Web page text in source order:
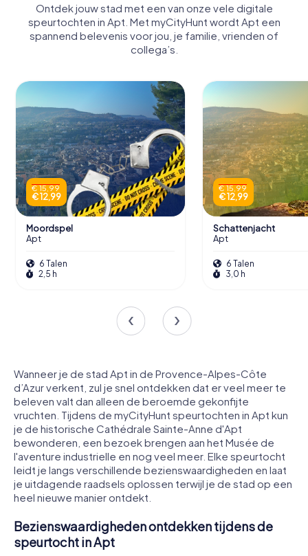
Ontdek jouw stad met een van onze vele digitale
speurtochten in Apt. Met myCityHunt wordt Apt een
spannend belevenis voor jou, je familie, vrienden of
collega’s.
€ 15,99
€ 12,99
Moordspel
Apt
6 Talen
2,5 h
€ 15,99
€ 12,99
Schattenjacht
Apt
6 Talen
3,0 h
Wanneer je de stad Apt in de Provence-Alpes-Côte
d’Azur verkent, zul je snel ontdekken dat er veel meer te
beleven valt dan alleen de beroemde gekonfijte
vruchten. Tijdens de myCityHunt speurtochten in Apt kun
je de historische Cathédrale Sainte-Anne d'Apt
bewonderen, een bezoek brengen aan het Musée de
l'aventure industrielle en nog veel meer. Elke speurtocht
leidt je langs verschillende bezienswaardigheden en laat
je uitdagende raadsels oplossen terwijl je de stad op een
heel nieuwe manier ontdekt.
Bezienswaardigheden ontdekken tijdens de
speurtocht in Apt